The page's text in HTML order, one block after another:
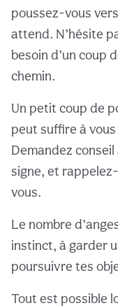
poussez-vous
attend. N’hésite
besoin d’un coup
chemin.
Un petit coup de
peut suffire à
Demandez
signe, et
vous.
Le nombre
instinct, à garder
poursuivre tes
Tout est possible